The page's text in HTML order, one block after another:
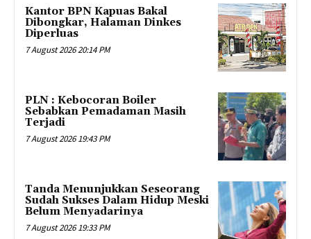
Kantor BPN Kapuas Bakal
Dibongkar, Halaman Dinkes
Diperluas
7 August 2026 20:14 PM
PLN : Kebocoran Boiler
Sebabkan Pemadaman Masih
Terjadi
7 August 2026 19:43 PM
Tanda Menunjukkan Seseorang
Sudah Sukses Dalam Hidup Meski
Belum Menyadarinya
7 August 2026 19:33 PM